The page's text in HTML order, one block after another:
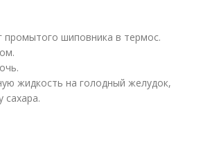
промытого шиповника в термос.
жидкость на голодный желудок,
сахара.